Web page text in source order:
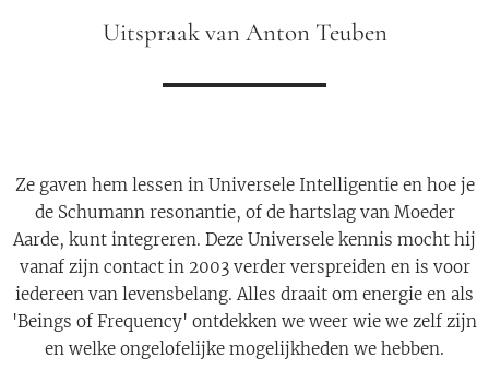
Uitspraak van Anton Teuben
Ze gaven hem lessen in Universele Intelligentie en hoe je
de Schumann resonantie, of de hartslag van Moeder
Aarde, kunt integreren. Deze Universele kennis mocht hij
vanaf zijn contact in 2003 verder verspreiden en is voor
iedereen van levensbelang. Alles draait om energie en als
'Beings of Frequency' ontdekken we weer wie we zelf zijn
en welke ongelofelijke mogelijkheden we hebben.